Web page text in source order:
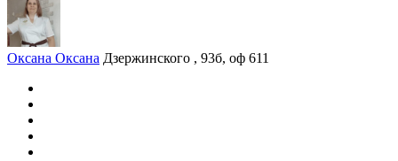
Оксана Оксана Дзержинского , 93б, оф 611